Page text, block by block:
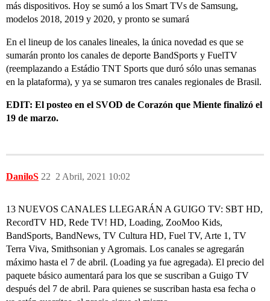
más dispositivos. Hoy se sumó a los Smart TVs de Samsung,
modelos 2018, 2019 y 2020, y pronto se sumará
En el lineup de los canales lineales, la única novedad es que se
sumarán pronto los canales de deporte BandSports y FuelTV
(reemplazando a Estádio TNT Sports que duró sólo unas semanas
en la plataforma), y ya se sumaron tres canales regionales de Brasil.
EDIT: El posteo en el SVOD de Corazón que Miente finalizó el
19 de marzo.
DaniloS 2 Abril, 2021 10:02
22
13 NUEVOS CANALES LLEGARÁN A GUIGO TV: SBT HD,
RecordTV HD, Rede TV! HD, Loading, ZooMoo Kids,
BandSports, BandNews, TV Cultura HD, Fuel TV, Arte 1, TV
Terra Viva, Smithsonian y Agromais. Los canales se agregarán
máximo hasta el 7 de abril. (Loading ya fue agregada). El precio del
paquete básico aumentará para los que se suscriban a Guigo TV
después del 7 de abril. Para quienes se suscriban hasta esa fecha o